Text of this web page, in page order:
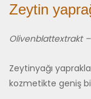
Zeytin
Olivenblattextrakt
Zeytinyağı
kozmetikte geniş